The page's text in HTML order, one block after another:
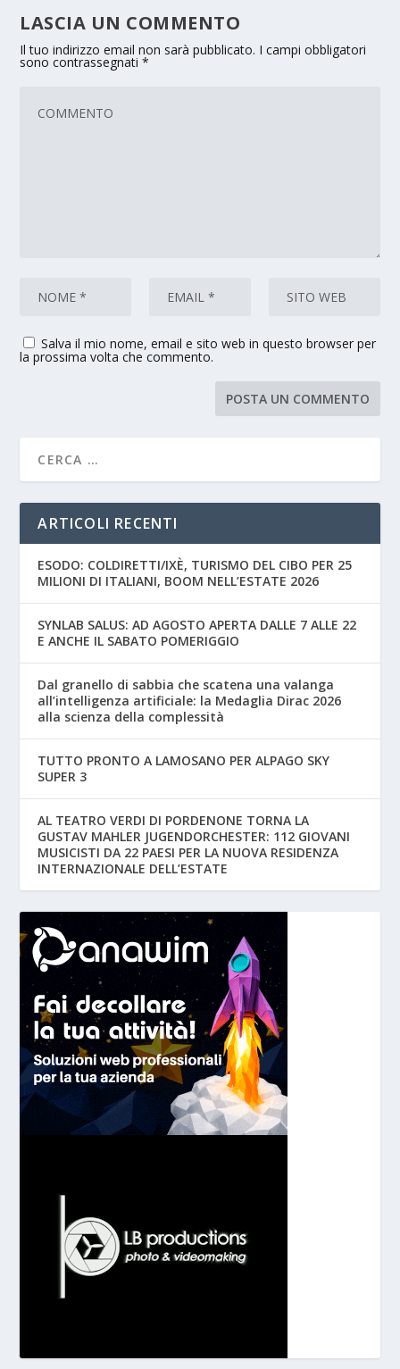
LASCIA UN COMMENTO
Il tuo indirizzo email non sarà pubblicato. I campi obbligatori
sono contrassegnati*
Salva il mio nome, email e sito web in questo browser per
la prossima volta che commento.
ARTICOLI RECENTI
ESODO: COLDIRETTI/IXÈ, TURISMO DEL CIBO PER 25
MILIONI DI ITALIANI, BOOM NELL’ESTATE 2026
SYNLAB SALUS: AD AGOSTO APERTA DALLE 7 ALLE 22
E ANCHE IL SABATO POMERIGGIO
Dal granello di sabbia che scatena una valanga
all’intelligenza artificiale: la Medaglia Dirac 2026
alla scienza della complessità
TUTTO PRONTO A LAMOSANO PER ALPAGO SKY
SUPER 3
AL TEATRO VERDI DI PORDENONE TORNA LA
GUSTAV MAHLER JUGENDORCHESTER: 112 GIOVANI
MUSICISTI DA 22 PAESI PER LA NUOVA RESIDENZA
INTERNAZIONALE DELL’ESTATE